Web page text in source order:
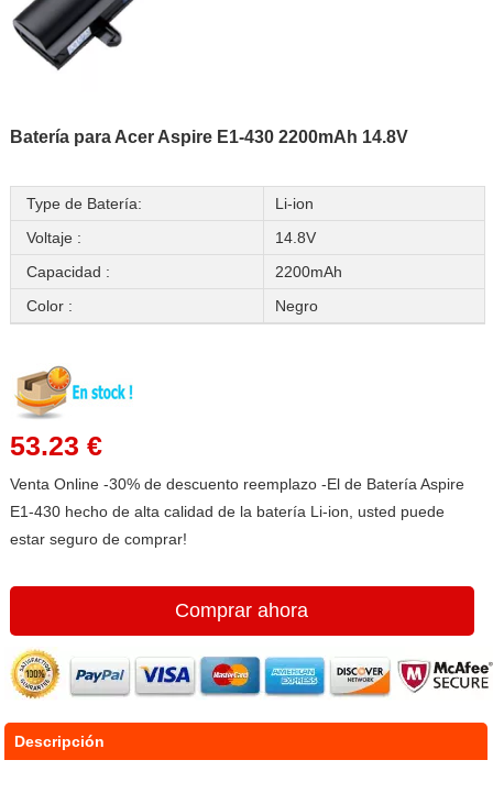
Batería para Acer Aspire E1-430 2200mAh 14.8V
Type de Batería:
Li-ion
Voltaje :
14.8V
Capacidad :
2200mAh
Color :
Negro
53.23 €
Venta Online -30% de descuento reemplazo -El de Batería Aspire
E1-430 hecho de alta calidad de la batería Li-ion, usted puede
estar seguro de comprar!
Comprar ahora
Descripción